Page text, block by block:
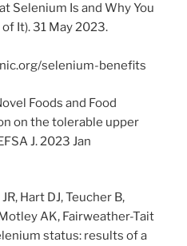
Selenium Is and Why You
It). 31 May 2023.
selenium-benefits
Foods and Food
on the tolerable upper
J. 2023 Jan
Hart DJ, Teucher B,
AK, Fairweather-Tait
status: results of a